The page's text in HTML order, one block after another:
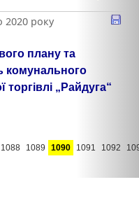
2020 року
плану та
комунального
торгівлі „Райдуга“
1088 1089 1090 1091 1092